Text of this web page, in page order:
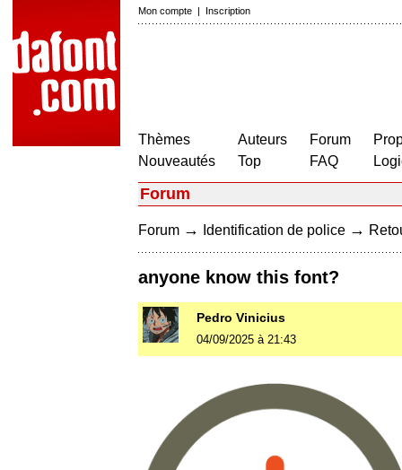
Mon compte | Inscription
Thèmes
Nouveautés
Auteurs
Top
Forum
FAQ
Forum
Forum → Identification de police →
anyone know this font?
Pedro Vinicius
04/09/2025 à 21:43